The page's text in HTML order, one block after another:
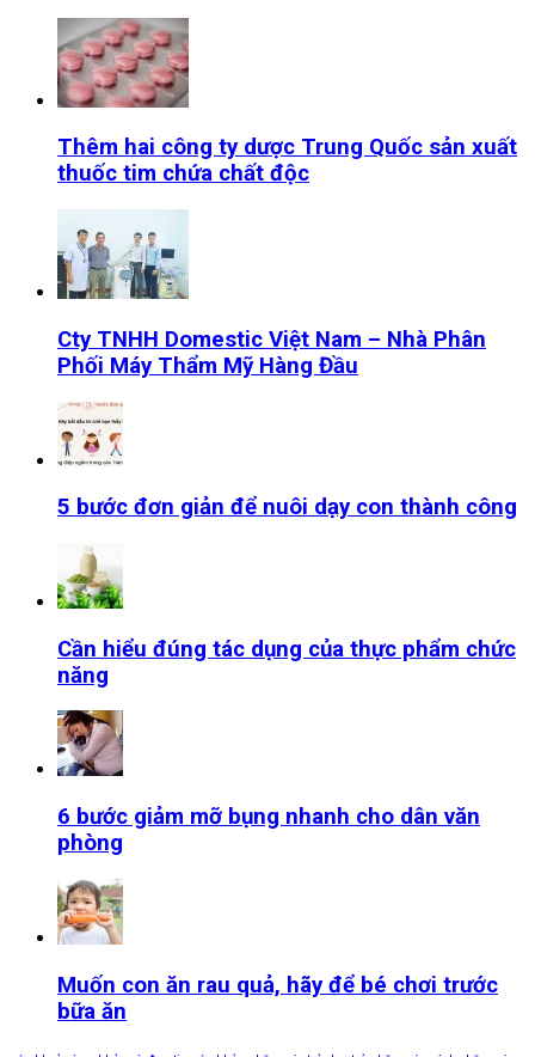
Thêm hai công ty dược Trung Quốc sản xuất
thuốc tim chứa chất độc
Cty TNHH Domestic Việt Nam – Nhà Phân
Phối Máy Thẩm Mỹ Hàng Đầu
5 bước đơn giản để nuôi dạy con thành công
Cần hiểu đúng tác dụng của thực phẩm chức
năng
6 bước giảm mỡ bụng nhanh cho dân văn
phòng
Muốn con ăn rau quả, hãy để bé chơi trước
bữa ăn